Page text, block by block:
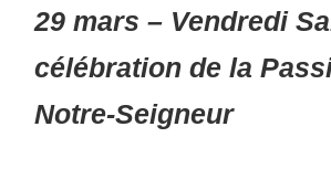
29 mars – Vendredi
célébration de la
Notre-Seigneur